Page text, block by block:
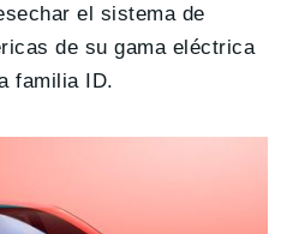
el sistema de
de su gama eléctrica
familia ID.